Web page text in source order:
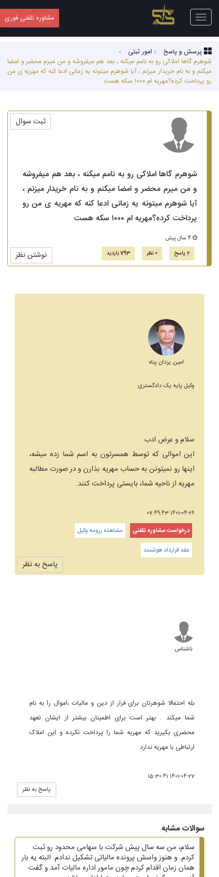
Toggle
navigation
مشاوره تلفنی فوری
پرسش و پاسخ
امور ثبتی
شوهرم گاها املاکی رو به نامم میکنه ، بعد هم میفروشه و من میرم محضر و امضا
میکنم و به نام خریدار میزنم ، آیا شوهرم میتونه یه زمانی ادعا کنه که مهریه ی من
رو پرداخت کرده؟مهریه ام ۱۰۰۰ سکه هست
شوهرم گاها املاکی رو به نامم میکنه ، بعد هم میفروشه
و من میرم محضر و امضا میکنم و به نام خریدار میزنم ،
آیا شوهرم میتونه یه زمانی ادعا کنه که مهریه ی من رو
پرداخت کرده؟مهریه ام ۱۰۰۰ سکه هست
2 پاسخ
0 نظر 793 بازدید نوشتن نظر
ثبت سوال
امین یزدان پناه
وکیل پایه یک دادگستری
سلام و عرض ادب
این اموالی که توسط همسرتون به اسم شما زده میشه،
اینها رو نمیتونن به حساب مهریه بذارن و در صورت مطالبه
مهریه از ناحیه شما، بایستی پرداخت کنند.
1401-04-26 07:49:43
درخواست مشاوره تلفنی
مشاهده رزومه وکیل
عقد قرارداد هوشمند
پاسخ به نظر
ناشناس
بله احتمالا شوهرتان برای فرار از دین و مالیات ،اموال را به نام
شما میکند . بهتر است برای اطمینان بیشتر از ایشان تعهد
محضری بکیرید که مهریه شما را پرداخت نکرده و این املاک
ارتباطی با مهریه ندارد
1401-04-27 15:30:41
پاسخ به نظر
سوالات مشابه
سلام، من سه سال پیش شرکت با سهامی محدود رو ثبت
کردم. و هنوز واسش پرونده مالیاتی تشکیل ندادم. البته یه بار
همان زمان اقدام کردم چون مامور اداره مالیات آمد و گفت